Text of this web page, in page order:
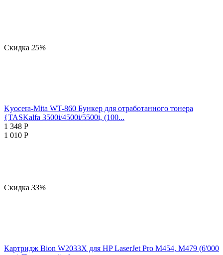
Скидка 25%
Kyocera-Mita WT-860 Бункер для отработанного тонера
{TASKalfa 3500i/4500i/5500i, (100...
1 348 Р
1 010 Р
Скидка 33%
Картридж Bion W2033X для HP LaserJet Pro M454, M479 (6'000